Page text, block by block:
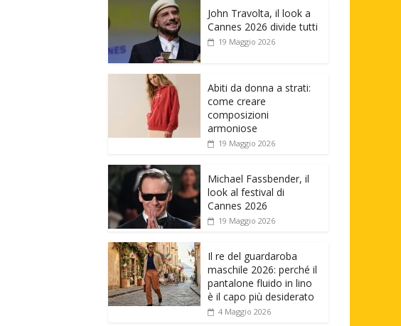
John Travolta, il look a
Cannes 2026 divide tutti
19 Maggio 2026
Abiti da donna a strati:
come creare
composizioni
armoniose
19 Maggio 2026
Michael Fassbender, il
look al festival di
Cannes 2026
19 Maggio 2026
Il re del guardaroba
maschile 2026: perché il
pantalone fluido in lino
è il capo più desiderato
4 Maggio 2026